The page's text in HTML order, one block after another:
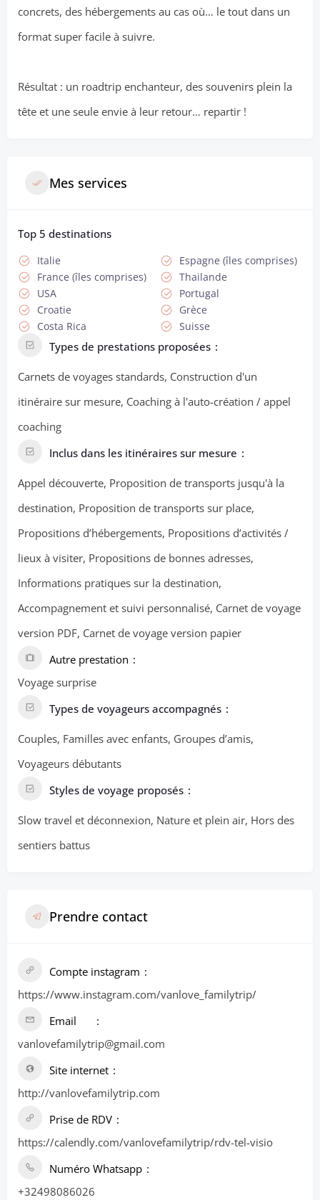
concrets, des hébergements au cas où… le tout dans un
format super facile à suivre.
Résultat : un roadtrip enchanteur, des souvenirs plein la
tête et une seule envie à leur retour… repartir !
Mes services
Top 5 destinations
Italie
Espagne (îles comprises)
France (îles comprises)
Thailande
USA
Portugal
Croatie
Grèce
Costa Rica
Suisse
Types de prestations proposées
Carnets de voyages standards, Construction d'un
itinéraire sur mesure, Coaching à l'auto-création / appel
coaching
Inclus dans les itinéraires sur mesure
Appel découverte, Proposition de transports jusqu'à la
destination, Proposition de transports sur place,
Propositions d’hébergements, Propositions d’activités /
lieux à visiter, Propositions de bonnes adresses,
Informations pratiques sur la destination,
Accompagnement et suivi personnalisé, Carnet de voyage
version PDF, Carnet de voyage version papier
Autre prestation
Voyage surprise
Types de voyageurs accompagnés
Couples, Familles avec enfants, Groupes d’amis,
Voyageurs débutants
Styles de voyage proposés
Slow travel et déconnexion, Nature et plein air, Hors des
sentiers battus
Prendre contact
Compte instagram
https://www.instagram.com/vanlove_familytrip/
Email
vanlovefamilytrip@gmail.com
Site internet
http://vanlovefamilytrip.com
Prise de RDV
https://calendly.com/vanlovefamilytrip/rdv-tel-visio
Numéro Whatsapp
+32498086026